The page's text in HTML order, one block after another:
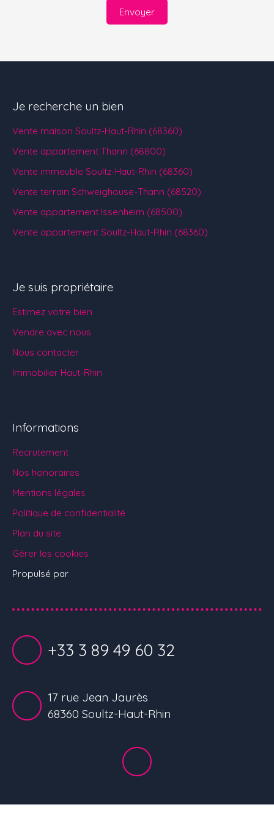
Envoyer
Je recherche un bien
Vente maison Soultz-Haut-Rhin (68360)
Vente appartement Thann (68800)
Vente immeuble Soultz-Haut-Rhin (68360)
Vente terrain Schweighouse-Thann (68520)
Vente appartement Issenheim (68500)
Vente appartement Soultz-Haut-Rhin (68360)
Je suis propriétaire
Estimez votre bien
Vendre avec nous
Nous contacter
Immobilier Haut-Rhin
Informations
Recrutement
Nos honoraires
Mentions légales
Politique de confidentialité
Plan du site
Gérer les cookies
Propulsé par
+33 3 89 49 60 32
17 rue Jean Jaurès
68360 Soultz-Haut-Rhin